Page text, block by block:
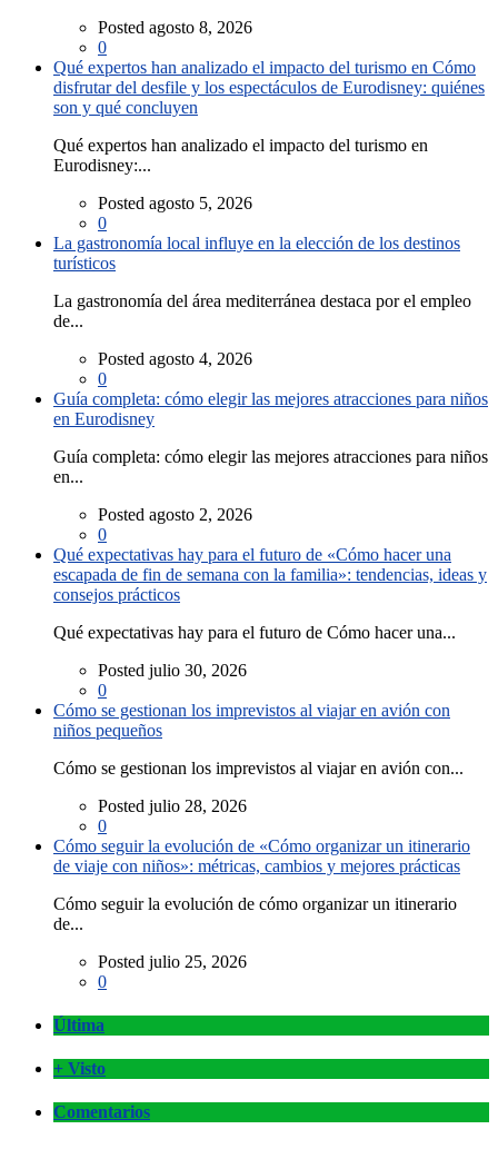
Posted agosto 8, 2026
0
Qué expertos han analizado el impacto del turismo en Cómo
disfrutar del desfile y los espectáculos de Eurodisney: quiénes
son y qué concluyen
Qué expertos han analizado el impacto del turismo en
Eurodisney:...
Posted agosto 5, 2026
0
La gastronomía local influye en la elección de los destinos
turísticos
La gastronomía del área mediterránea destaca por el empleo
de...
Posted agosto 4, 2026
0
Guía completa: cómo elegir las mejores atracciones para niños
en Eurodisney
Guía completa: cómo elegir las mejores atracciones para niños
en...
Posted agosto 2, 2026
0
Qué expectativas hay para el futuro de «Cómo hacer una
escapada de fin de semana con la familia»: tendencias, ideas y
consejos prácticos
Qué expectativas hay para el futuro de Cómo hacer una...
Posted julio 30, 2026
0
Cómo se gestionan los imprevistos al viajar en avión con
niños pequeños
Cómo se gestionan los imprevistos al viajar en avión con...
Posted julio 28, 2026
0
Cómo seguir la evolución de «Cómo organizar un itinerario
de viaje con niños»: métricas, cambios y mejores prácticas
Cómo seguir la evolución de cómo organizar un itinerario
de...
Posted julio 25, 2026
0
Última
+ Visto
Comentarios